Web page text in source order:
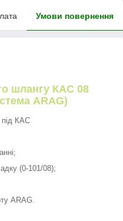
Умови повернення
шлангу КАС 08
ARAG)
під КАС
(0-101/08);
ARAG.